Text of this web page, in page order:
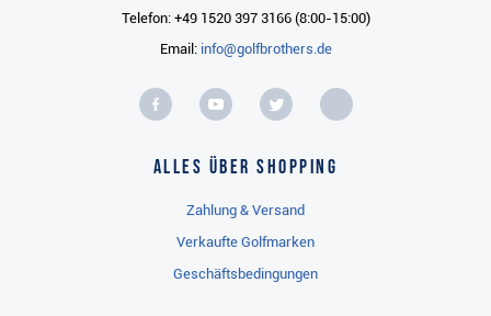
Telefon: +49 1520 397 3166 (8:00-15:00)
Email: info@golfbrothers.de
Alles über Shopping
Zahlung & Versand
Verkaufte Golfmarken
Geschäftsbedingungen